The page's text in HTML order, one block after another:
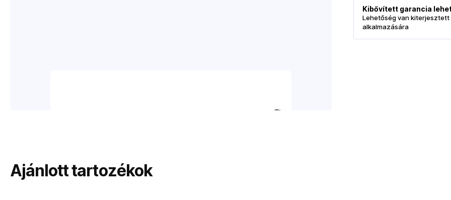
Kibővített garancia
Lehetőség van kiterjesztett
alkalmazására
Ajánlott tartozékok